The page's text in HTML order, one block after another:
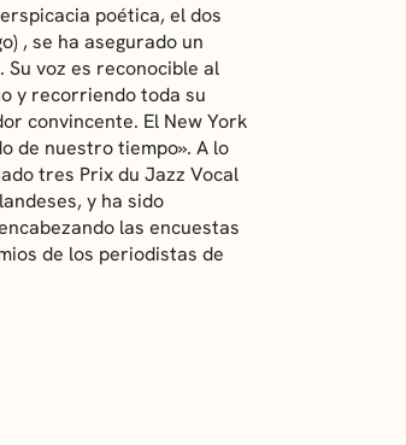
poética, el dos
, se ha asegurado un
voz es reconocible al
y recorriendo toda su
convincente. El New York
de nuestro tiempo». A lo
tres Prix du Jazz Vocal
y ha sido
las encuestas
de los periodistas de